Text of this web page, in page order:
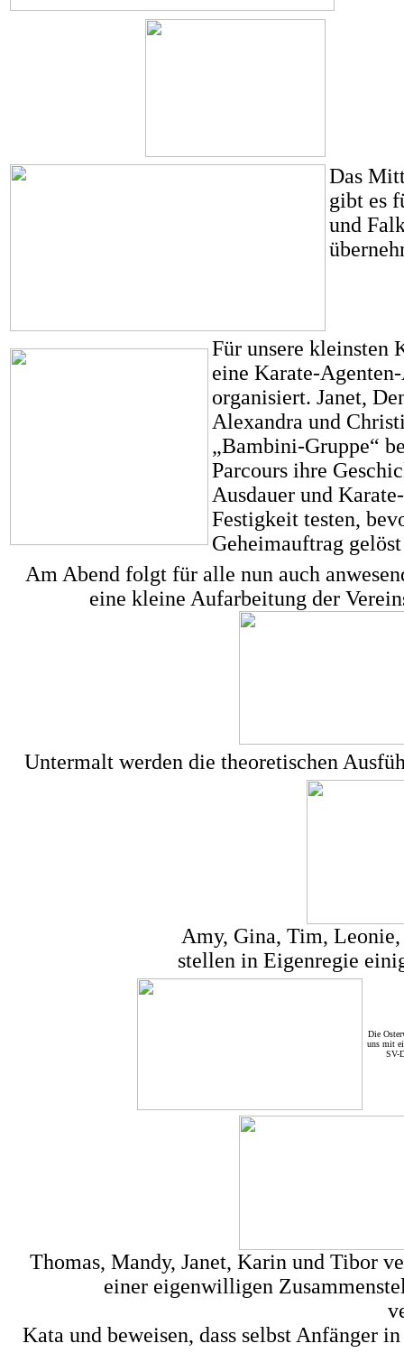
Das
gibt es
und
Für unsere kleinsten
eine Karate-
organisiert. Janet,
Alexandra und
„Bambini-Gruppe“
Parcours ihre
Ausdauer und
Festigkeit testen,
Geheimauftrag
Am Abend folgt für alle nun auch
eine kleine Aufarbeitung der
Untermalt werden die theoretischen
Amy, Gina, Tim,
stellen in Eigenregie
Die
uns mit
SV-
Thomas, Mandy, Janet, Karin und Tibor
einer eigenwilligen
Kata und beweisen, dass selbst Anfänger